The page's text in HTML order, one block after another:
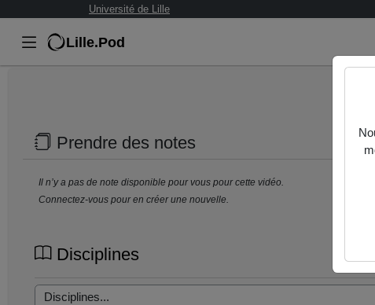
Université de Lille
Lille.Pod
Prendre des notes
Il n’y a pas de note disponible pour vous pour cette vidéo.
Connectez-vous pour en créer une nouvelle.
Disciplines